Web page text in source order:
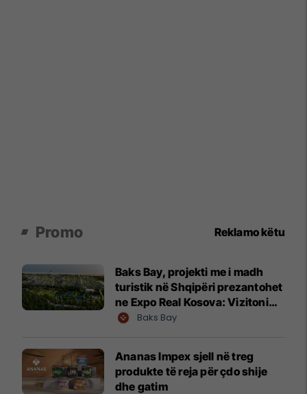
Promo Reklamo këtu
Baks Bay, projekti me i madh
turistik në Shqipëri prezantohet
ne Expo Real Kosova: Vizitoni
shtandin dhe zbuloni
Baks Bay
Ananas Impex sjell në treg
produkte të reja për çdo shije
dhe gatim